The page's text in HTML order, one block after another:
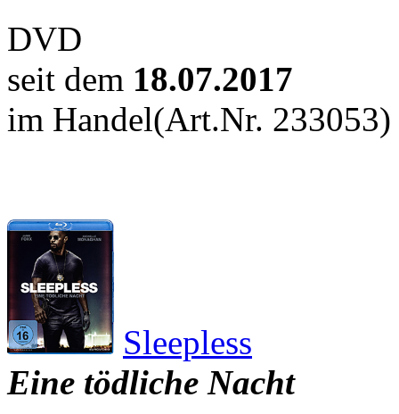
DVD
seit dem 18.07.2017
im Handel(Art.Nr. 233053)
Sleepless
Eine tödliche Nacht